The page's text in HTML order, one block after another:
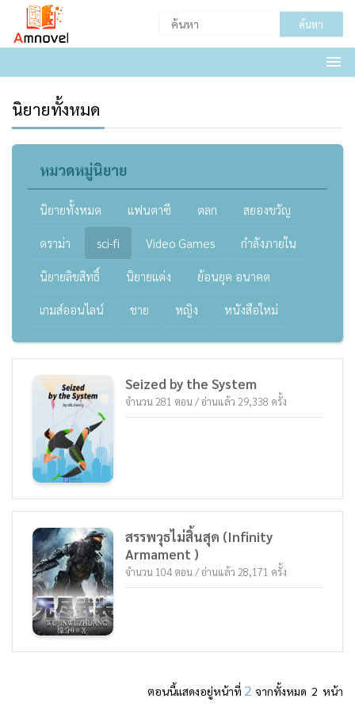
ค้นหา
นิยายทั้งหมด
หมวดหมู่นิยาย
นิยายทั้งหมด แฟนตาซี ตลก สยองขวัญ
ดราม่า sci-fi Video Games กำลังภายใน
นิยายลิขสิทธิ์ นิยายแต่ง ย้อนยุค อนาคต
เกมส์ออนไลน์ ชาย หญิง หนังสือใหม่
Seized by the System
จำนวน 281 ตอน / อ่านแล้ว 29,338 ครั้ง
สรรพวุธไม่สิ้นสุด (Infinity
Armament )
จำนวน 104 ตอน / อ่านแล้ว 28,171 ครั้ง
ตอนนี้แสดงอยู่หน้าที่ 2 จากทั้งหมด 2 หน้า